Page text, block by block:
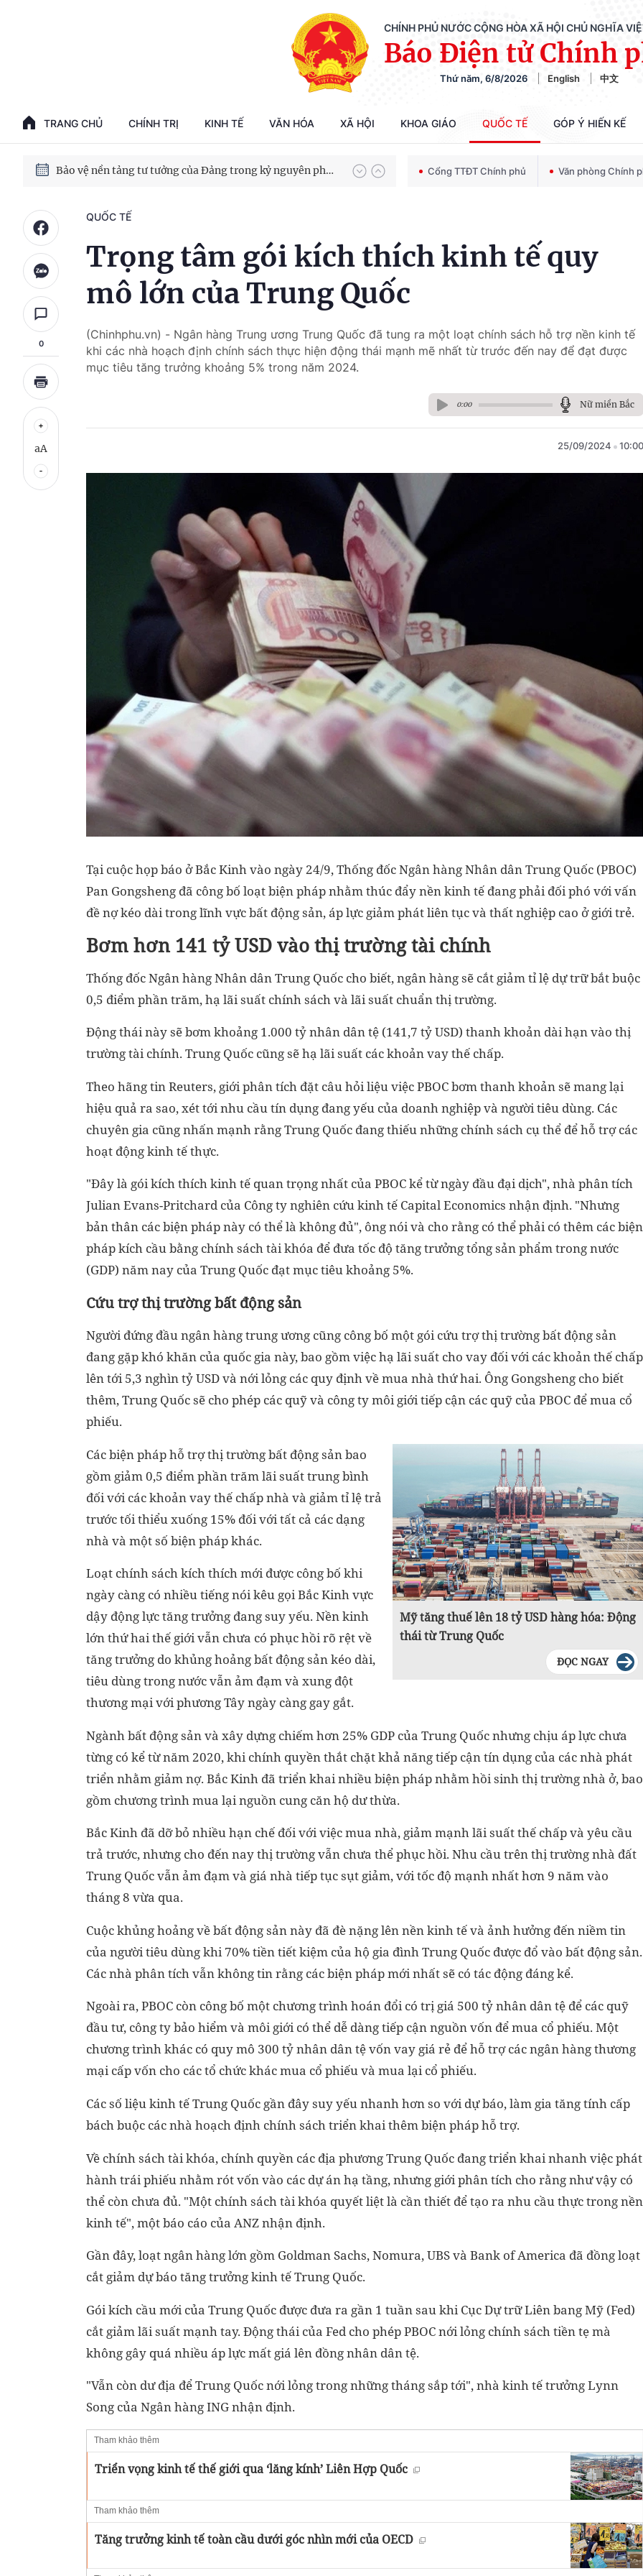
CHÍNH PHỦ NƯỚC CỘNG HÒA XÃ HỘI CHỦ NGHĨA
Báo Điện tử Chính
Thứ năm, 6/8/2026 English 中文
TRANG CHỦ CHÍNH TRỊ KINH TẾ VĂN HÓA XÃ HỘI KHOA GIÁO QUỐC TẾ GÓP Ý HIẾN KẾ
Phát triển kinh tế nhà nước trong kỷ nguyên mới
Chiến dịch 500 ngày đêm tìm kiếm, quy tập và xác định danh tính hài cốt liệt sĩ
Bảo vệ nền tảng tư tưởng của Đảng trong kỷ nguyên phát triển mới
Phát triển nhà ở cho thuê - Trụ cột chiến lược, lâu dài Cổng TTĐT Chính phủ Văn phòng Chính
0
aA
QUỐC TẾ
Trọng tâm gói kích thích kinh tế quy
mô lớn của Trung Quốc
(Chinhphu.vn) - Ngân hàng Trung ương Trung Quốc đã tung ra một loạt chính sách hỗ trợ nền kinh tế
khi các nhà hoạch định chính sách thực hiện động thái mạnh mẽ nhất từ trước đến nay để đạt được
mục tiêu tăng trưởng khoảng 5% trong năm 2024.
0:00 Nữ miền Bắc
25/09/2024 10:00
Tại cuộc họp báo ở Bắc Kinh vào ngày 24/9, Thống đốc Ngân hàng Nhân dân Trung Quốc (PBOC)
Pan Gongsheng đã công bố loạt biện pháp nhằm thúc đẩy nền kinh tế đang phải đối phó với vấn
đề nợ kéo dài trong lĩnh vực bất động sản, áp lực giảm phát liên tục và thất nghiệp cao ở giới trẻ.
Bơm hơn 141 tỷ USD vào thị trường tài chính
Thống đốc Ngân hàng Nhân dân Trung Quốc cho biết, ngân hàng sẽ cắt giảm tỉ lệ dự trữ bắt buộc
0,5 điểm phần trăm, hạ lãi suất chính sách và lãi suất chuẩn thị trường.
Động thái này sẽ bơm khoảng 1.000 tỷ nhân dân tệ (141,7 tỷ USD) thanh khoản dài hạn vào thị
trường tài chính. Trung Quốc cũng sẽ hạ lãi suất các khoản vay thế chấp.
Theo hãng tin Reuters, giới phân tích đặt câu hỏi liệu việc PBOC bơm thanh khoản sẽ mang lại
hiệu quả ra sao, xét tới nhu cầu tín dụng đang yếu của doanh nghiệp và người tiêu dùng. Các
chuyên gia cũng nhấn mạnh rằng Trung Quốc đang thiếu những chính sách cụ thể để hỗ trợ các
hoạt động kinh tế thực.
"Đây là gói kích thích kinh tế quan trọng nhất của PBOC kể từ ngày đầu đại dịch", nhà phân tích
Julian Evans-Pritchard của Công ty nghiên cứu kinh tế Capital Economics nhận định. "Nhưng
bản thân các biện pháp này có thể là không đủ", ông nói và cho rằng có thể phải có thêm các biện
pháp kích cầu bằng chính sách tài khóa để đưa tốc độ tăng trưởng tổng sản phẩm trong nước
(GDP) năm nay của Trung Quốc đạt mục tiêu khoảng 5%.
Cứu trợ thị trường bất động sản
Người đứng đầu ngân hàng trung ương cũng công bố một gói cứu trợ thị trường bất động sản
đang gặp khó khăn của quốc gia này, bao gồm việc hạ lãi suất cho vay đối với các khoản thế chấp
lên tới 5,3 nghìn tỷ USD và nới lỏng các quy định về mua nhà thứ hai. Ông Gongsheng cho biết
thêm, Trung Quốc sẽ cho phép các quỹ và công ty môi giới tiếp cận các quỹ của PBOC để mua cổ
phiếu.
Mỹ tăng thuế lên 18 tỷ USD hàng hóa: Động
thái từ Trung Quốc
ĐỌC NGAY
Các biện pháp hỗ trợ thị trường bất động sản bao
gồm giảm 0,5 điểm phần trăm lãi suất trung bình
đối với các khoản vay thế chấp nhà và giảm tỉ lệ trả
trước tối thiểu xuống 15% đối với tất cả các dạng
nhà và một số biện pháp khác.
Loạt chính sách kích thích mới được công bố khi
ngày càng có nhiều tiếng nói kêu gọi Bắc Kinh vực
dậy động lực tăng trưởng đang suy yếu. Nền kinh
lớn thứ hai thế giới vẫn chưa có phục hồi rõ rệt về
tăng trưởng do khủng hoảng bất động sản kéo dài,
tiêu dùng trong nước vẫn ảm đạm và xung đột
thương mại với phương Tây ngày càng gay gắt.
Ngành bất động sản và xây dựng chiếm hơn 25% GDP của Trung Quốc nhưng chịu áp lực chưa
từng có kể từ năm 2020, khi chính quyền thắt chặt khả năng tiếp cận tín dụng của các nhà phát
triển nhằm giảm nợ. Bắc Kinh đã triển khai nhiều biện pháp nhằm hồi sinh thị trường nhà ở, bao
gồm chương trình mua lại nguồn cung căn hộ dư thừa.
Bắc Kinh đã dỡ bỏ nhiều hạn chế đối với việc mua nhà, giảm mạnh lãi suất thế chấp và yêu cầu
trả trước, nhưng cho đến nay thị trường vẫn chưa thể phục hồi. Nhu cầu trên thị trường nhà đất
Trung Quốc vẫn ảm đạm và giá nhà tiếp tục sụt giảm, với tốc độ mạnh nhất hơn 9 năm vào
tháng 8 vừa qua.
Cuộc khủng hoảng về bất động sản này đã đè nặng lên nền kinh tế và ảnh hưởng đến niềm tin
của người tiêu dùng khi 70% tiền tiết kiệm của hộ gia đình Trung Quốc được đổ vào bất động sản.
Các nhà phân tích vẫn không tin rằng các biện pháp mới nhất sẽ có tác động đáng kể.
Ngoài ra, PBOC còn công bố một chương trình hoán đổi có trị giá 500 tỷ nhân dân tệ để các quỹ
đầu tư, công ty bảo hiểm và môi giới có thể dễ dàng tiếp cận nguồn vốn để mua cổ phiếu. Một
chương trình khác có quy mô 300 tỷ nhân dân tệ vốn vay giá rẻ để hỗ trợ các ngân hàng thương
mại cấp vốn cho các tổ chức khác mua cổ phiếu và mua lại cổ phiếu.
Các số liệu kinh tế Trung Quốc gần đây suy yếu nhanh hơn so với dự báo, làm gia tăng tính cấp
bách buộc các nhà hoạch định chính sách triển khai thêm biện pháp hỗ trợ.
Về chính sách tài khóa, chính quyền các địa phương Trung Quốc đang triển khai nhanh việc phát
hành trái phiếu nhằm rót vốn vào các dự án hạ tầng, nhưng giới phân tích cho rằng như vậy có
thể còn chưa đủ. "Một chính sách tài khóa quyết liệt là cần thiết để tạo ra nhu cầu thực trong nền
kinh tế", một báo cáo của ANZ nhận định.
Gần đây, loạt ngân hàng lớn gồm Goldman Sachs, Nomura, UBS và Bank of America đã đồng loạt
cắt giảm dự báo tăng trưởng kinh tế Trung Quốc.
Gói kích cầu mới của Trung Quốc được đưa ra gần 1 tuần sau khi Cục Dự trữ Liên bang Mỹ (Fed)
cắt giảm lãi suất mạnh tay. Động thái của Fed cho phép PBOC nới lỏng chính sách tiền tẹ mà
không gây quá nhiều áp lực mất giá lên đồng nhân dân tệ.
"Vẫn còn dư địa để Trung Quốc nới lỏng trong những tháng sắp tới", nhà kinh tế trưởng Lynn
Song của Ngân hàng ING nhận định.
Tham khảo thêm
Triển vọng kinh tế thế giới qua ‘lăng kính’ Liên Hợp Quốc
Tham khảo thêm
Tăng trưởng kinh tế toàn cầu dưới góc nhìn mới của OECD